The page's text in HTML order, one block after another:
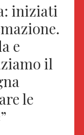
iniziati
e
il
le